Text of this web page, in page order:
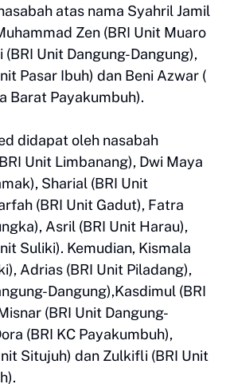
atas nama Syahril Jamil
Zen (BRI Unit Muaro
(BRI Unit Dangung-Dangung),
Pasar Ibuh) dan Beni Azwar (
Barat Payakumbuh).
didapat oleh nasabah
Unit Limbanang), Dwi Maya
Sharial (BRI Unit
(BRI Unit Gadut), Fatra
Asril (BRI Unit Harau),
Suliki). Kemudian, Kismala
Adrias (BRI Unit Piladang),
Dangung),Kasdimul (BRI
(BRI Unit Dangung-
(BRI KC Payakumbuh),
Situjuh) dan Zulkifli (BRI Unit